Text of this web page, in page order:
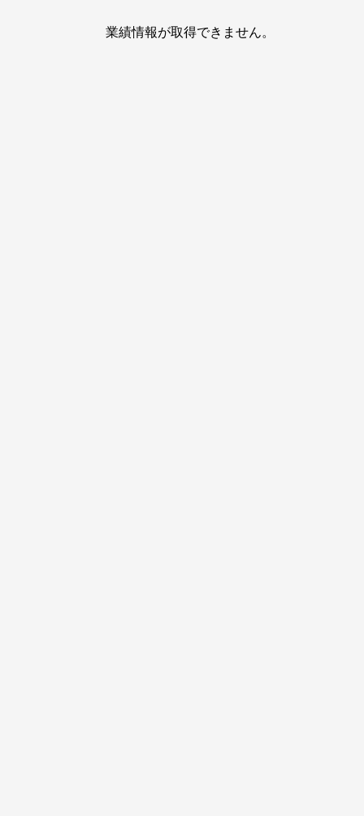
業績情報が取得できません。